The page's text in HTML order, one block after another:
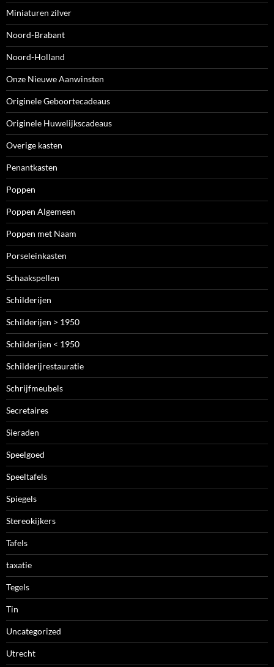
Miniaturen zilver
Noord-Brabant
Noord-Holland
Onze Nieuwe Aanwinsten
Originele Geboortecadeaus
Originele Huwelijkscadeaus
Overige kasten
Penantkasten
Poppen
Poppen Algemeen
Poppen met Naam
Porseleinkasten
Schaakspellen
Schilderijen
Schilderijen > 1950
Schilderijen < 1950
Schilderijrestauratie
Schrijfmeubels
Secretaires
Sieraden
Speelgoed
Speeltafels
Spiegels
Stereokijkers
Tafels
taxatie
Tegels
Tin
Uncategorized
Utrecht